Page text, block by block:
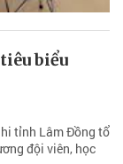
biểu
tỉnh Lâm Đồng tổ
đội viên, học